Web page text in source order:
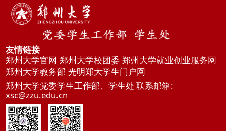
友情链接
郑州大学官网 郑州大学校团委 郑州大学就业创业服务网
郑州大学教务部 光明郑大学生门户网
郑州大学党委学生工作部、学生处 联系邮箱:
xsc@zzu.edu.cn